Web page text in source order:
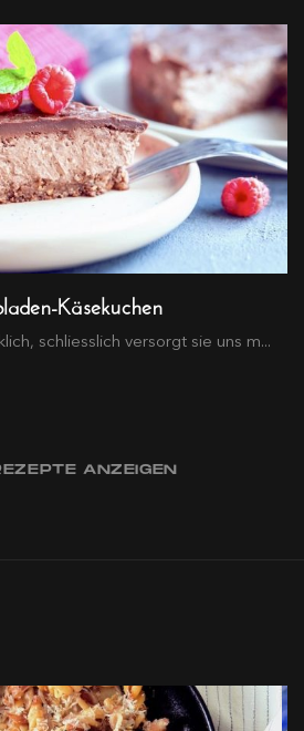
Käsekuchen
schliesslich versorgt sie uns m...
ANZEIGEN